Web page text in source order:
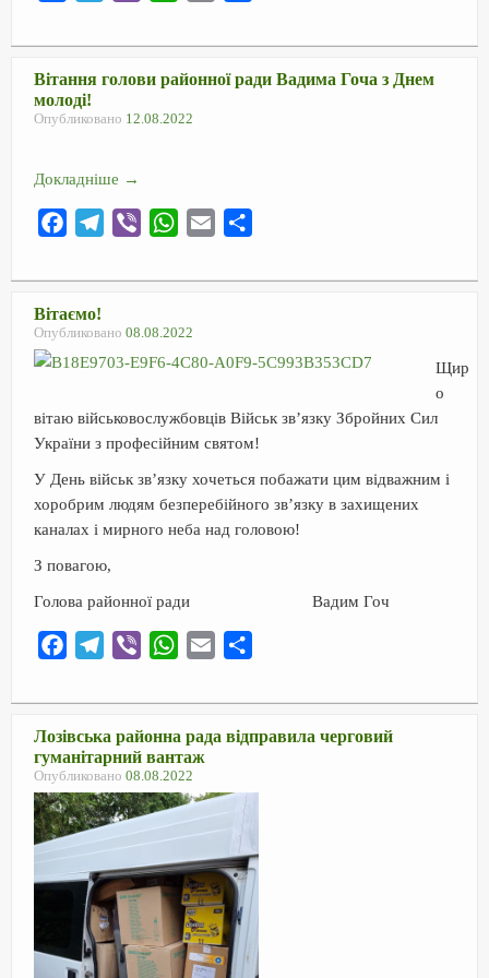
c
e
b
o
k
l
e
r
m
b
e
a
t
A
a
i
п
р
Вітання голови районної ради Вадима Гоча з Днем
молоді!
Опубликовано 12.08.2022
Докладніше →
c
e
b
o
k
l
g
r
m
b
r
W
a
s
A
p
a
п
в
т
ь
Вітаємо!
Опубликовано 08.08.2022
Щир
о
вітаю військовослужбовців Військ зв’язку Збройних Сил
України з професійним святом!
У День військ зв’язку хочеться побажати цим відважним і
хоробрим людям безперебійного зв’язку в захищених
каналах і мирного неба над головою!
З повагою,
Голова районної ради Вадим Гоч
c
e
b
o
o
l
e
g
r
a
b
e
r
W
a
t
s
A
a
i
п
р
ь
Лозівська районна рада відправила черговий
гуманітарний вантаж
Опубликовано 08.08.2022